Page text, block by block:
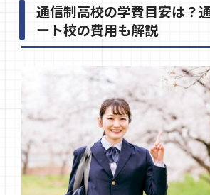
通信制高校の学費目安は？
ート校の費用も解説